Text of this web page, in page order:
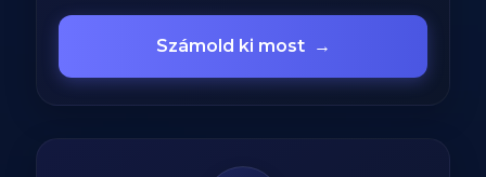
Számold ki most →